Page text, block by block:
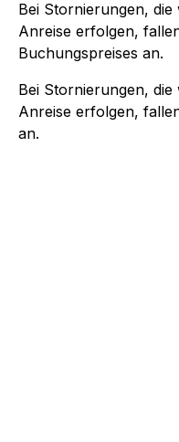
Bei Stornierungen, die
Anreise erfolgen,
Buchungspreises an.
Bei Stornierungen, die
Anreise erfolgen,
an.